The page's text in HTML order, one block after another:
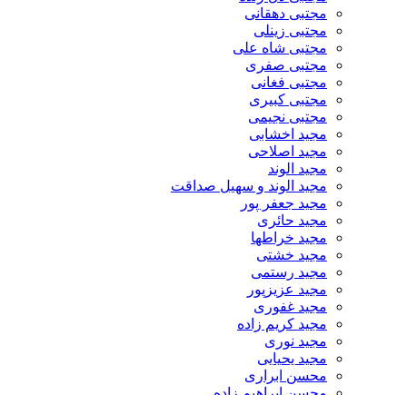
مجتبی دهقانی
مجتبی زینلی
مجتبی شاه علی
مجتبی صفری
مجتبی فغانی
مجتبی کبیری
مجتبی نجیمی
مجید اخشابی
مجید اصلاحی
مجید الوند‎
مجید الوند و سهیل صداقت
مجید جعفر پور
مجید حائری
مجید خراطها
مجید خشتی
مجید رستمی
مجید عزیزپور
مجید غفوری
مجید کریم زاده
مجید نوری
مجید یحیایی
محسن ابراری